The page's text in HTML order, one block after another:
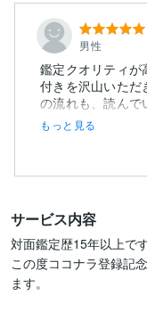
男性
鑑定クオリティが
付きを沢山いただ
の流れも、読んで
もっと見る
サービス内容
対面鑑定歴15年以上です
この度ココナラ登録記
ます。